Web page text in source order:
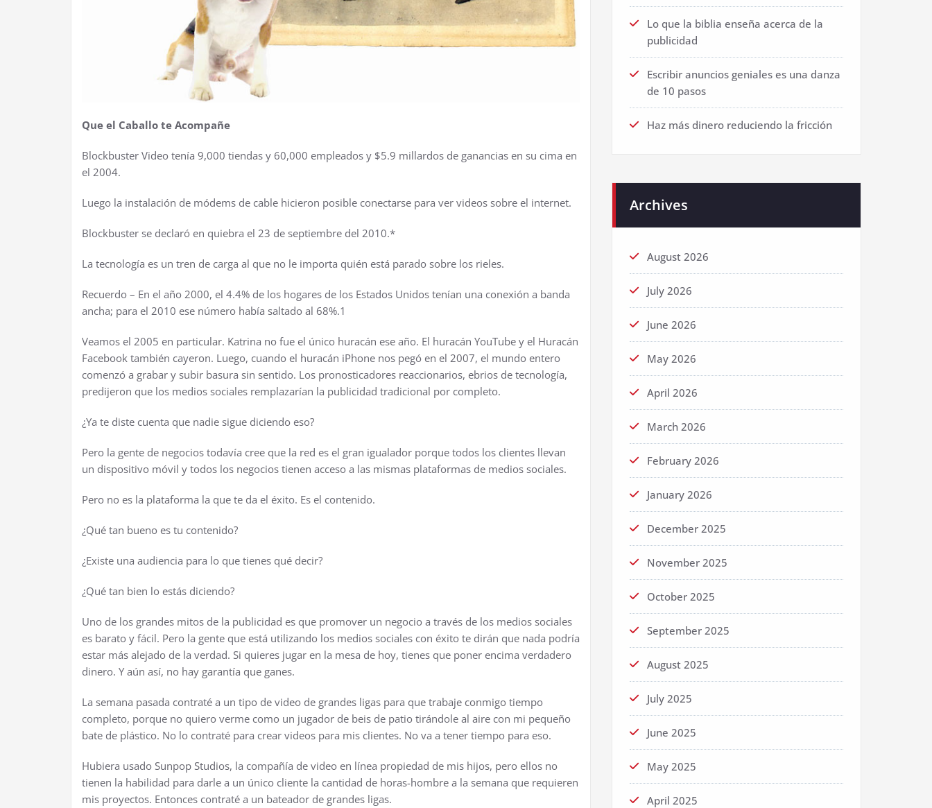
Que el Caballo te Acompañe
Blockbuster Video tenía 9,000 tiendas y 60,000 empleados y $5.9 millardos de ganancias en su cima en
el 2004.
Luego la instalación de módems de cable hicieron posible conectarse para ver videos sobre el internet.
Blockbuster se declaró en quiebra el 23 de septiembre del 2010.*
La tecnología es un tren de carga al que no le importa quién está parado sobre los rieles.
Recuerdo – En el año 2000, el 4.4% de los hogares de los Estados Unidos tenían una conexión a banda
ancha; para el 2010 ese número había saltado al 68%.1
Veamos el 2005 en particular. Katrina no fue el único huracán ese año. El huracán YouTube y el Huracán
Facebook también cayeron. Luego, cuando el huracán iPhone nos pegó en el 2007, el mundo entero
comenzó a grabar y subir basura sin sentido. Los pronosticadores reaccionarios, ebrios de tecnología,
predijeron que los medios sociales remplazarían la publicidad tradicional por completo.
¿Ya te diste cuenta que nadie sigue diciendo eso?
Pero la gente de negocios todavía cree que la red es el gran igualador porque todos los clientes llevan
un dispositivo móvil y todos los negocios tienen acceso a las mismas plataformas de medios sociales.
Pero no es la plataforma la que te da el éxito. Es el contenido.
¿Qué tan bueno es tu contenido?
¿Existe una audiencia para lo que tienes qué decir?
¿Qué tan bien lo estás diciendo?
Uno de los grandes mitos de la publicidad es que promover un negocio a través de los medios sociales
es barato y fácil. Pero la gente que está utilizando los medios sociales con éxito te dirán que nada podría
estar más alejado de la verdad. Si quieres jugar en la mesa de hoy, tienes que poner encima verdadero
dinero. Y aún así, no hay garantía que ganes.
La semana pasada contraté a un tipo de video de grandes ligas para que trabaje conmigo tiempo
completo, porque no quiero verme como un jugador de beis de patio tirándole al aire con mi pequeño
bate de plástico. No lo contraté para crear videos para mis clientes. No va a tener tiempo para eso.
Hubiera usado Sunpop Studios, la compañía de video en línea propiedad de mis hijos, pero ellos no
tienen la habilidad para darle a un único cliente la cantidad de horas-hombre a la semana que requieren
mis proyectos. Entonces contraté a un bateador de grandes ligas.
Lo que la biblia enseña acerca de la
publicidad
Escribir anuncios geniales es una danza
de 10 pasos
Haz más dinero reduciendo la fricción
Archives
August 2026
July 2026
June 2026
May 2026
April 2026
March 2026
February 2026
January 2026
December 2025
November 2025
October 2025
September 2025
August 2025
July 2025
June 2025
May 2025
April 2025